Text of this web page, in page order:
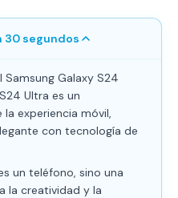
30 segundos
Galaxy S24
Ultra es un
experiencia móvil,
con tecnología de
un teléfono, sino una
la creatividad y la